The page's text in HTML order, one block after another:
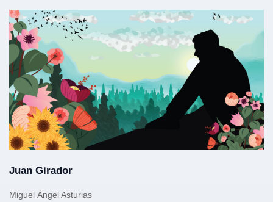
Juan Girador
Miguel Ángel Asturias